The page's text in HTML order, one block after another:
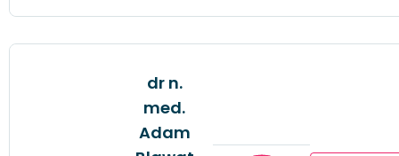
dr n.
med.
Adam